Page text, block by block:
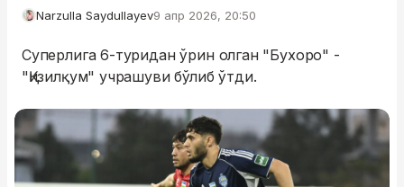
Narzulla Saydullayev9 апр 2026, 20:50
Суперлига 6-туридан ўрин олган "Бухоро" -
"Қизилқум" учрашуви бўлиб ўтди.